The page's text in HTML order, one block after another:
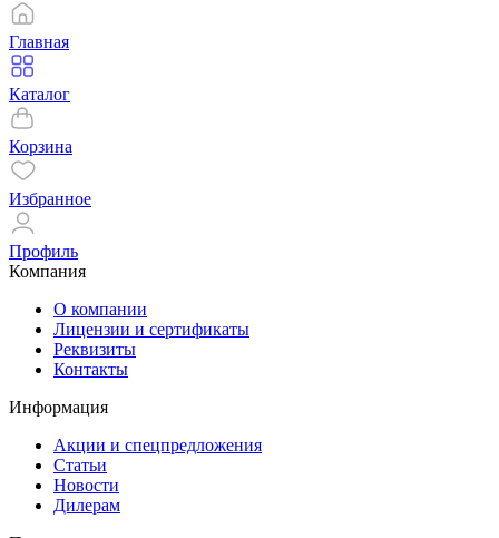
Главная
Каталог
Корзина
Избранное
Профиль
Компания
О компании
Лицензии и сертификаты
Реквизиты
Контакты
Информация
Акции и спецпредложения
Статьи
Новости
Дилерам